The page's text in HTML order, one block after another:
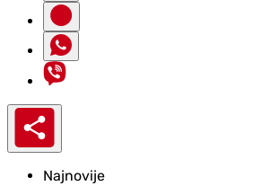
Najnovije